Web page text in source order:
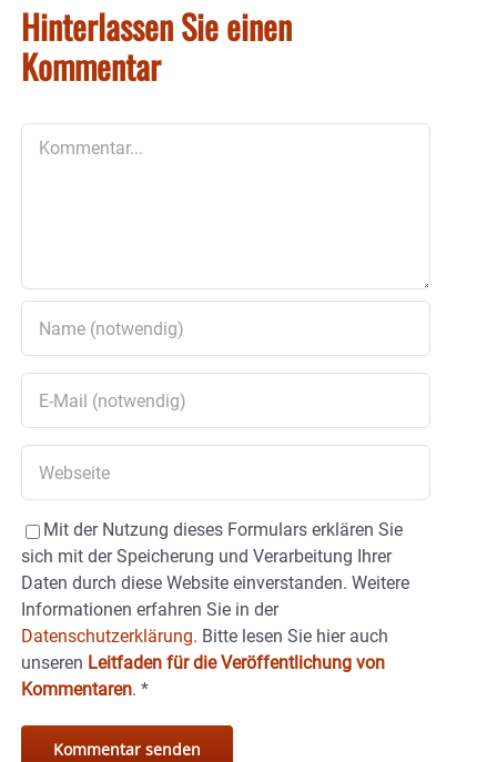
Hinterlassen Sie einen
Kommentar
Mit der Nutzung dieses Formulars erklären Sie
sich mit der Speicherung und Verarbeitung Ihrer
Daten durch diese Website einverstanden. Weitere
Informationen erfahren Sie in der
Datenschutzerklärung. Bitte lesen Sie hier auch
unseren Leitfaden für die Veröffentlichung von
Kommentaren. *